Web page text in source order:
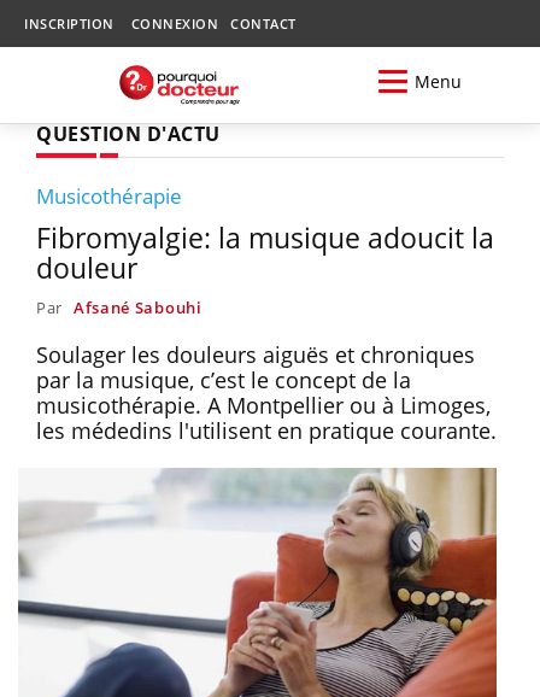
INSCRIPTION CONNEXION CONTACT
Menu
QUESTION D'ACTU
Musicothérapie
Fibromyalgie: la musique adoucit la
douleur
Par Afsané Sabouhi
Soulager les douleurs aiguës et chroniques
par la musique, c’est le concept de la
musicothérapie. A Montpellier ou à Limoges,
les médedins l'utilisent en pratique courante.